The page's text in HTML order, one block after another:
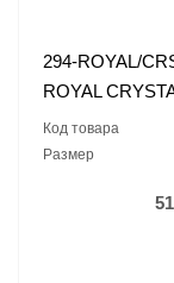
294-ROYAL/
ROYAL
Код товара
Размер